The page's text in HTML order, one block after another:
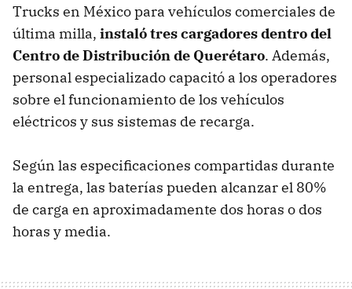
Trucks en México para vehículos comerciales de
última milla, instaló tres cargadores dentro del
Centro de Distribución de Querétaro. Además,
personal especializado capacitó a los operadores
sobre el funcionamiento de los vehículos
eléctricos y sus sistemas de recarga.
Según las especificaciones compartidas durante
la entrega, las baterías pueden alcanzar el 80%
de carga en aproximadamente dos horas o dos
horas y media.